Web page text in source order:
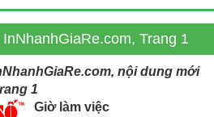
Trang 1
nội dung mới
1
Giờ làm việc